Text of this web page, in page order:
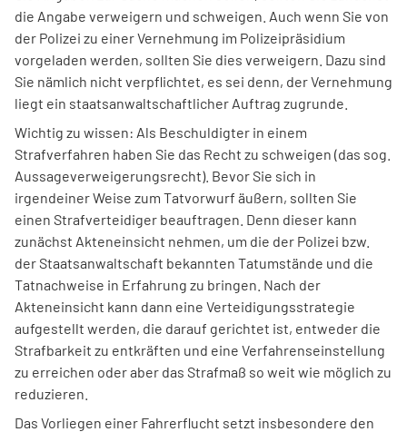
die Angabe verweigern und schweigen. Auch wenn Sie von
der Polizei zu einer Vernehmung im Polizeipräsidium
vorgeladen werden, sollten Sie dies verweigern. Dazu sind
Sie nämlich nicht verpflichtet, es sei denn, der Vernehmung
liegt ein staatsanwaltschaftlicher Auftrag zugrunde.
Wichtig zu wissen: Als Beschuldigter in einem
Strafverfahren haben Sie das Recht zu schweigen (das sog.
Aussageverweigerungsrecht). Bevor Sie sich in
irgendeiner Weise zum Tatvorwurf äußern, sollten Sie
einen Strafverteidiger beauftragen. Denn dieser kann
zunächst Akteneinsicht nehmen, um die der Polizei bzw.
der Staatsanwaltschaft bekannten Tatumstände und die
Tatnachweise in Erfahrung zu bringen. Nach der
Akteneinsicht kann dann eine Verteidigungsstrategie
aufgestellt werden, die darauf gerichtet ist, entweder die
Strafbarkeit zu entkräften und eine Verfahrenseinstellung
zu erreichen oder aber das Strafmaß so weit wie möglich zu
reduzieren.
Das Vorliegen einer Fahrerflucht setzt insbesondere den